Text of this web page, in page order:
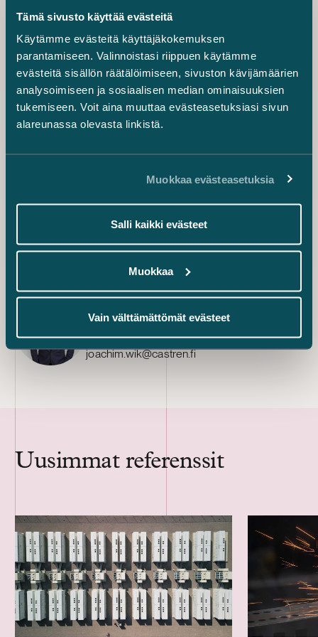
Tämä sivusto käyttää evästeitä
Käytämme evästeitä käyttäjäkokemuksen
parantamiseen. Valinnoistasi riippuen käytämme
evästeitä sisällön räätälöimiseen, sivuston kävijämäärien
analysoimiseen ja sosiaalisen median ominaisuuksien
tukemiseen. Voit aina muuttaa evästeasetuksiasi sivun
alareunassa olevasta linkistä.
Muokkaa evästeasetuksia
Salli kaikki evästeet
Muokkaa
Vain välttämättömät evästeet
Markus Rahnu
Senior Associate
+358 41 442 3108
markus.rahnu@castren.fi
Sami Lommi
sami.lommi@castren.fi
Kiti Karvinen
osakas
+358 50 308 5522
kiti.karvinen@castren.fi
Senior Associate
+358 50 553 7415
joachim.wik@castren.fi
Uusimmat referenssit